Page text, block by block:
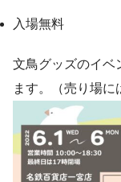
入場無料
文鳥グッズのイベ
ます。（売り場に